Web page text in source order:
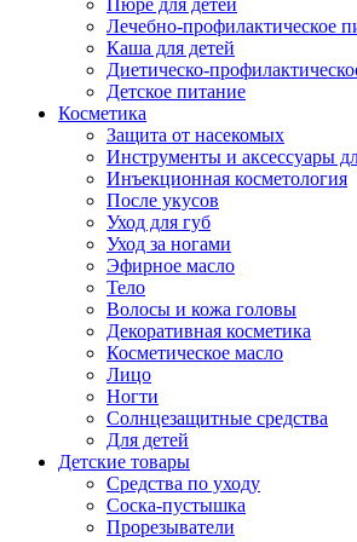
Пюре для детей
Лечебно-профилактическое
Каша для детей
Диетическо-
Детское питание
Косметика
Защита от насекомых
Инструменты и аксессуары
Инъекционная косметология
После укусов
Уход для губ
Уход за ногами
Эфирное масло
Тело
Волосы и кожа головы
Декоративная косметика
Косметическое масло
Лицо
Ногти
Солнцезащитные средства
Для детей
Детские товары
Средства по уходу
Соска-пустышка
Прорезыватели